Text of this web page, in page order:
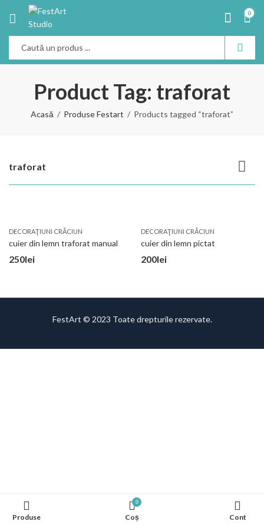
0
Product Tag: traforat
Acasă Produse Festart Products tagged “traforat”
traforat
DECORAŢIUNI CRĂCIUN
cuier din lemn traforat manual
250lei
DECORAŢIUNI CRĂCIUN
cuier din lemn pictat
200lei
FestArt © 2023 Toate drepturile rezervate.
Produse
0
Coș Cont